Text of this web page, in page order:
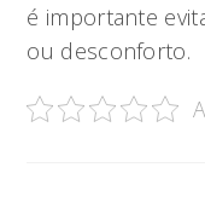
é importante
ou desconforto.